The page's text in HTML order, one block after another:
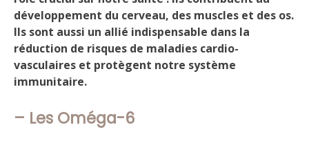
développement du cerveau, des muscles et des os.
Ils sont aussi un allié indispensable dans la
réduction de risques de maladies cardio-
vasculaires et protègent notre système
immunitaire.
– Les Oméga-6